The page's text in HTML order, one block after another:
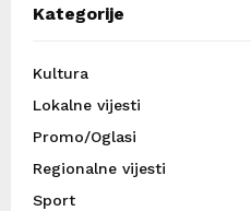
Kategorije
Kultura
Lokalne vijesti
Promo/Oglasi
Regionalne vijesti
Sport